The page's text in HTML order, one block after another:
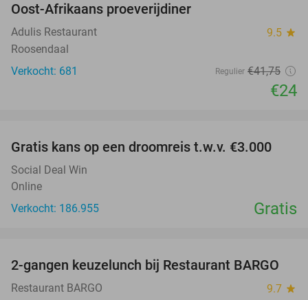
Oost-Afrikaans proeverijdiner
Adulis Restaurant 9.5 star
Roosendaal
Verkocht: 681
Regulier €41,75
€24
Gratis kans op een droomreis t.w.v. €3.000
Social Deal Win
Online
Verkocht: 186.955
Gratis
33%
2-gangen keuzelunch bij Restaurant BARGO
Restaurant BARGO 9.7 star